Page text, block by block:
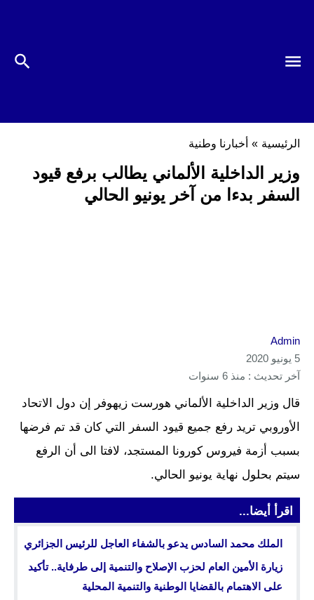
الرئيسية » أخبارنا وطنية
وزير الداخلية الألماني يطالب برفع قيود
السفر بدءا من آخر يونيو الحالي
Admin
5 يونيو 2020
آخر تحديث : منذ 6 سنوات
قال وزير الداخلية الألماني هورست زيهوفر إن دول الاتحاد
الأوروبي تريد رفع جميع قيود السفر التي كان قد تم فرضها
بسبب أزمة فيروس كورونا المستجد، لافتا الى أن الرفع
سيتم بحلول نهاية يونيو الحالي.
اقرأ أيضا...
الملك محمد السادس يدعو بالشفاء العاجل للرئيس الجزائري
زيارة الأمين العام لحزب الإصلاح والتنمية إلى طرفاية.. تأكيد
على الاهتمام بالقضايا الوطنية والتنمية المحلية